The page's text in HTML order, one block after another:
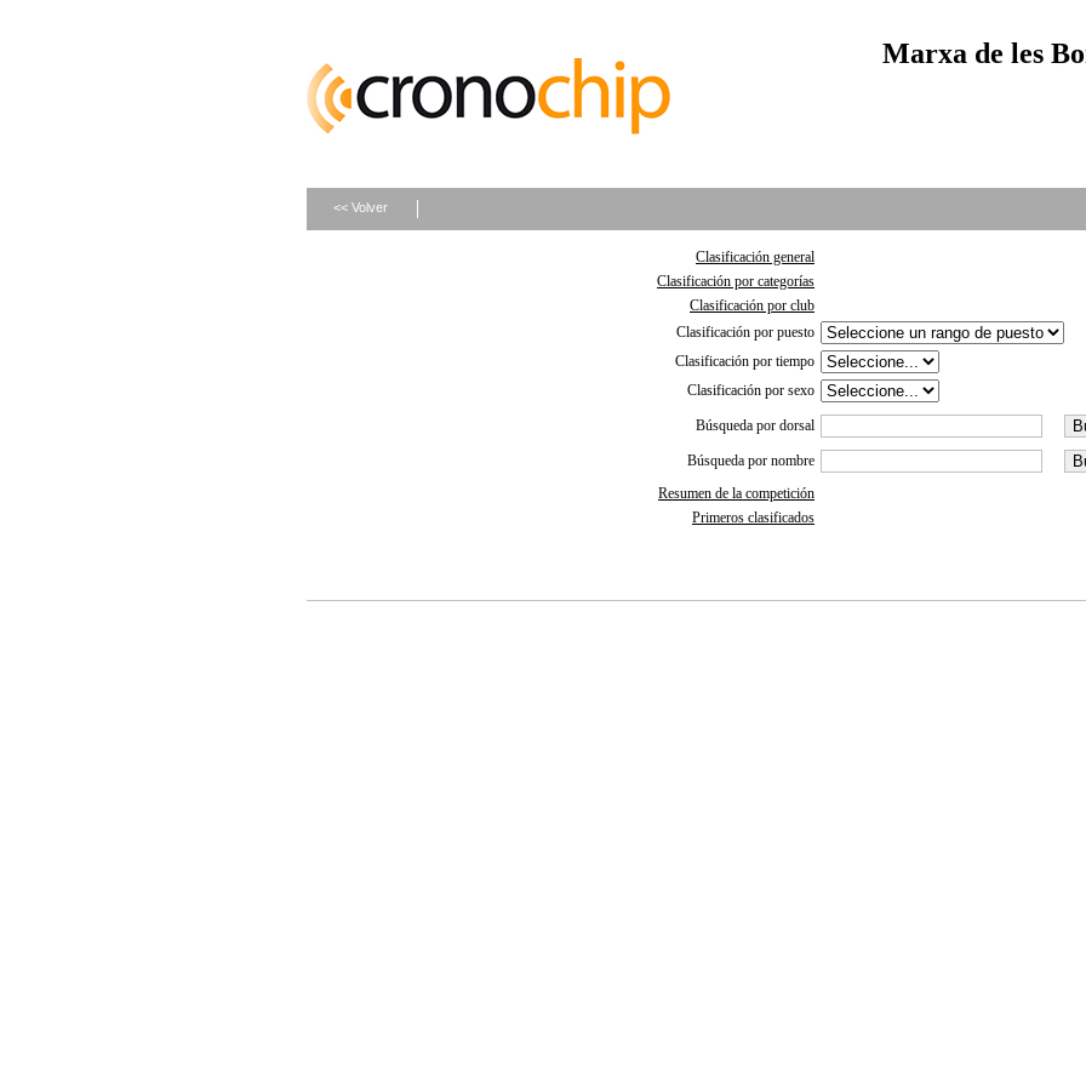
Marxa de les
<< Volver
Clasificación general
Clasificación por categorías
Clasificación por club
Clasificación por puesto
Clasificación por tiempo
Clasificación por sexo
Búsqueda por dorsal
Búsqueda por nombre
Resumen de la competición
Primeros clasificados